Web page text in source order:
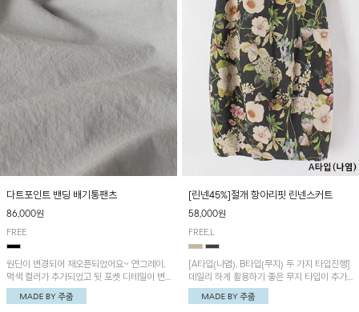
다트포인트 밴딩 배기통팬츠
86,000원
FREE
원단이 변경되어 재오픈되었어요~ 연그레이,
먹색 컬러가 추가되었고 뒷 포켓 디테일이 변
경되었습니다~가볍고 시원하게 착용되는 배
기통팬츠! 허리밴딩과 여유로운 통으로 편안해
[린넨45%]절개 항아리핏 린넨스커트
58,000원
FREE,L
[A타입(나염), B타입(무지) 두 가지 타입진행]
데일리 하게 활용하기 좋은 무지 타입이 추가
되었어요~ 볼륨감 있는 항아리핏 실루엣이 유
니크하며 포켓디테일이 POINT!